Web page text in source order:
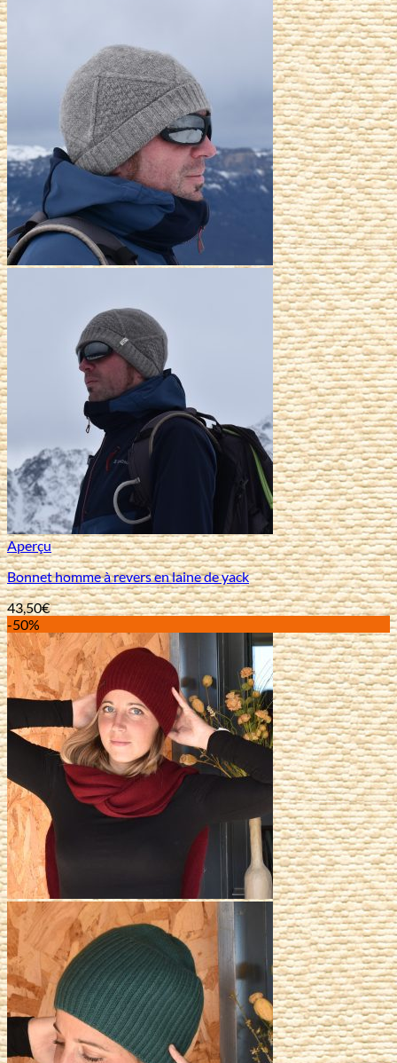
39,00€.19,50€.
Aperçu
Bonnet homme à revers en laine de yack
43,50€
-50%